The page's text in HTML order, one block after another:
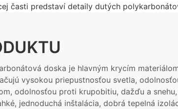
časti predstaví detaily dutých
doska je hlavným krycím
vysokou priepustnosťou svetla,
odolnosťou proti krupobitiu, dažďu a
jednoduchá inštalácia, dobrá tepelná